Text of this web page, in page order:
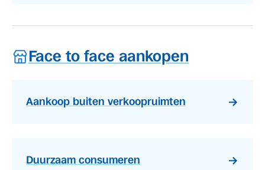
Face to face aankopen
Aankoop buiten verkoopruimten
Duurzaam consumeren